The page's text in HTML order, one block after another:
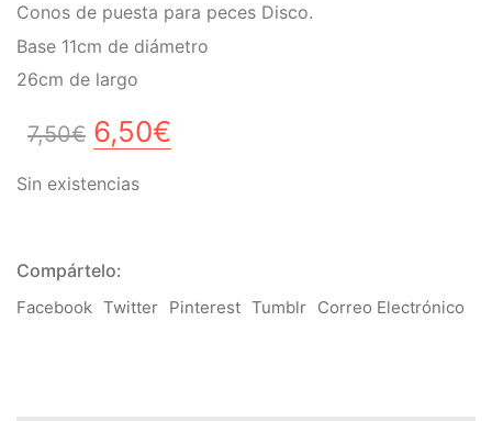
Conos de puesta para peces Disco.
Base 11cm de diámetro
26cm de largo
7,50€ El
original
7,50€.
6,50€
Sin existencias
Compártelo:
Facebook Twitter Pinterest Tumblr Correo Electrónico